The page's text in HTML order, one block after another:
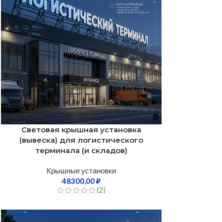
Световая крышная установка
(вывеска) для логистического
терминала (и складов)
Крышные установки
48300,00₽
(2)